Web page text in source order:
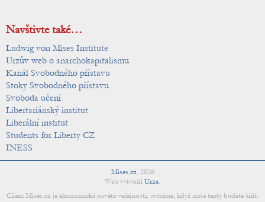
Navštivte také…
Ludwig von Mises Institute
Urzův web o anarchokapitalismu
Kanál Svobodného přístavu
Stoky Svobodného přístavu
Svoboda učení
Libertariánský institut
Liberální institut
Students for Liberty CZ
INESS
Mises.cz, 2026
Web vytvořil Urza.
Cílem Mises.cz je ekonomická osvěta veřejnosti; uvítáme, když naše texty budete šířit.